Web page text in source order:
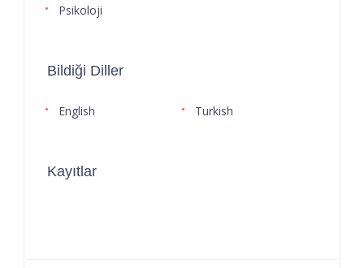
Psikoloji
Bildiği Diller
English Turkish
Kayıtlar